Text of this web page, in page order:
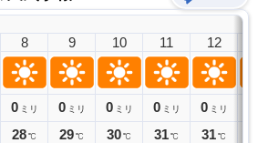
8
0 ミリ
28℃
9
0 ミリ
29℃
10
0 ミリ
30℃
11
0 ミリ
31℃
12
0 ミリ
31℃